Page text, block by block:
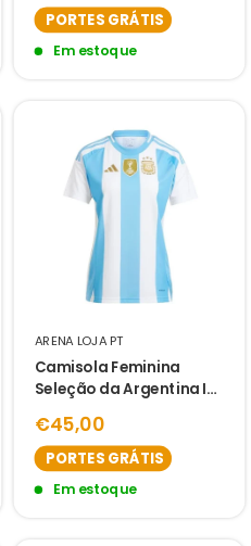
PORTES GRÁTIS
Em estoque
ARENA LOJA PT
Camisola Feminina
Seleção da Argentina I
€45,00
PORTES GRÁTIS
Em estoque